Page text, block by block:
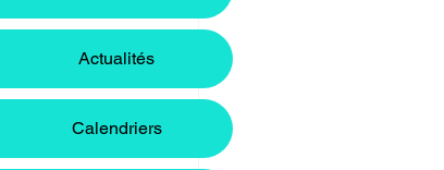
Actualités
Calendriers